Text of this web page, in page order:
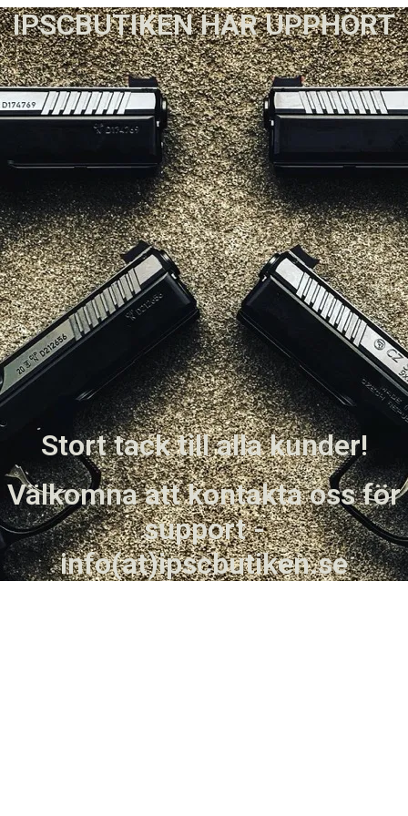
IPSCBUTIKEN HAR UPPHÖRT
Stort tack till alla kunder!
Välkomna att kontakta oss för
support -
info(at)ipscbutiken.se